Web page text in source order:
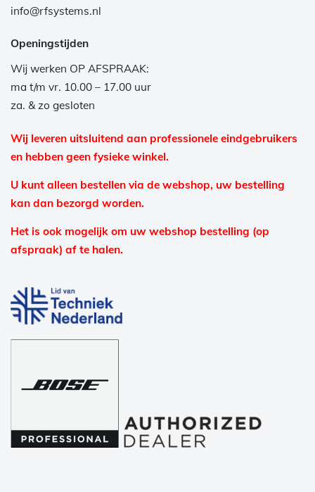
info@rfsystems.nl
Openingstijden
Wij werken OP AFSPRAAK:
ma t/m vr. 10.00 – 17.00 uur
za. & zo gesloten
Wij leveren uitsluitend aan professionele eindgebruikers
en hebben geen fysieke winkel.
U kunt alleen bestellen via de webshop, uw bestelling
kan dan bezorgd worden.
Het is ook mogelijk om uw webshop bestelling (op
afspraak) af te halen.